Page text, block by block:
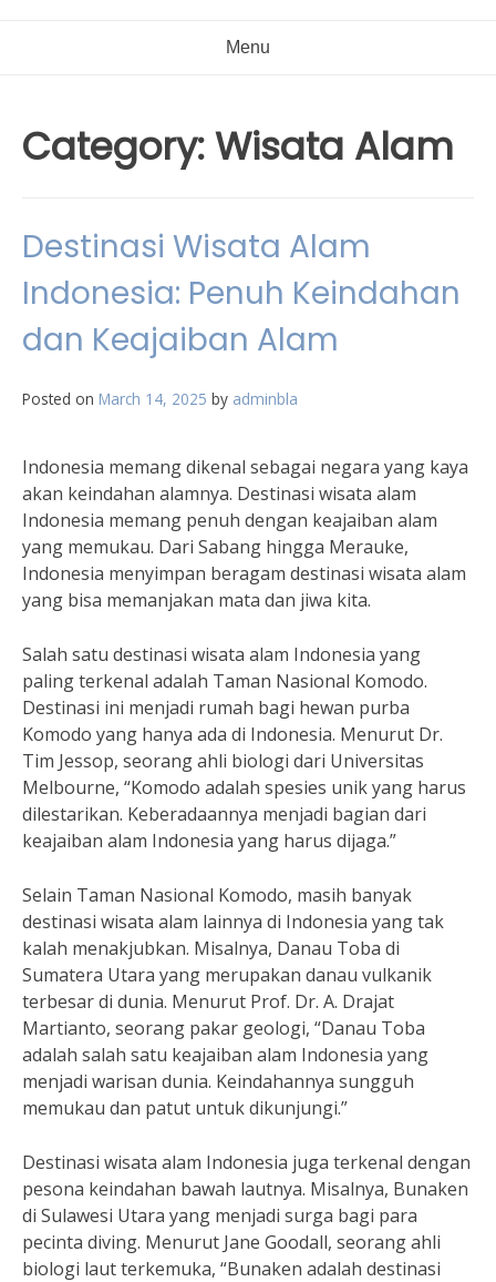
Menu
Category:Wisata Alam
Destinasi Wisata Alam
Indonesia: Penuh Keindahan
dan Keajaiban Alam
Posted on March 14, 2025 by adminbla
Indonesia memang dikenal sebagai negara yang kaya
akan keindahan alamnya. Destinasi wisata alam
Indonesia memang penuh dengan keajaiban alam
yang memukau. Dari Sabang hingga Merauke,
Indonesia menyimpan beragam destinasi wisata alam
yang bisa memanjakan mata dan jiwa kita.
Salah satu destinasi wisata alam Indonesia yang
paling terkenal adalah Taman Nasional Komodo.
Destinasi ini menjadi rumah bagi hewan purba
Komodo yang hanya ada di Indonesia. Menurut Dr.
Tim Jessop, seorang ahli biologi dari Universitas
Melbourne, “Komodo adalah spesies unik yang harus
dilestarikan. Keberadaannya menjadi bagian dari
keajaiban alam Indonesia yang harus dijaga.”
Selain Taman Nasional Komodo, masih banyak
destinasi wisata alam lainnya di Indonesia yang tak
kalah menakjubkan. Misalnya, Danau Toba di
Sumatera Utara yang merupakan danau vulkanik
terbesar di dunia. Menurut Prof. Dr. A. Drajat
Martianto, seorang pakar geologi, “Danau Toba
adalah salah satu keajaiban alam Indonesia yang
menjadi warisan dunia. Keindahannya sungguh
memukau dan patut untuk dikunjungi.”
Destinasi wisata alam Indonesia juga terkenal dengan
pesona keindahan bawah lautnya. Misalnya, Bunaken
di Sulawesi Utara yang menjadi surga bagi para
pecinta diving. Menurut Jane Goodall, seorang ahli
biologi laut terkemuka, “Bunaken adalah destinasi